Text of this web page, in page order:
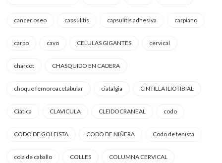
cancer oseo capsulitis capsulitis adhesiva carpiano
carpo cavo CELULAS GIGANTES cervical
charcot CHASQUIDO EN CADERA
choque femoroacetabular ciatalgia CINTILLA ILIOTIBIAL
Ciática CLAVICULA CLEIDOCRANEAL codo
CODO DE GOLFISTA CODO DE NIÑERA Codo de tenista
cola de caballo COLLES COLUMNA CERVICAL